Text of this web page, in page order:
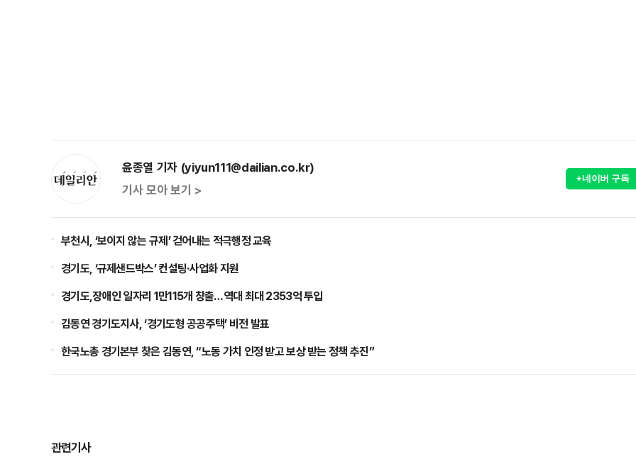
윤종열 기자 (yiyun111@dailian.co.kr)
기사 모아 보기 >
+네이버 구독
부천시, ‘보이지 않는 규제’ 걷어내는 적극행정 교육
경기도, ‘규제샌드박스’ 컨설팅·사업화 지원
경기도,장애인 일자리 1만115개 창출…역대 최대 2353억 투입
김동연 경기도지사, ‘경기도형 공공주택’ 비전 발표
한국노총 경기본부 찾은 김동연, “노동 가치 인정 받고 보상 받는 정책 추진”
관련기사